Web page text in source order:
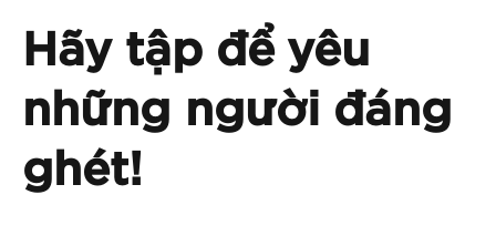
Hãy tập để yêu
những người đáng
ghét!